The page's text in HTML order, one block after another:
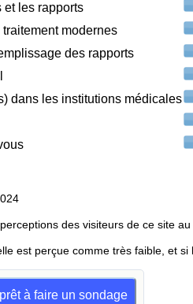
et les rapports
modernes
des rapports
dans les institutions médicales
des visiteurs de ce site
est perçue comme très faible, et
à faire un sondage